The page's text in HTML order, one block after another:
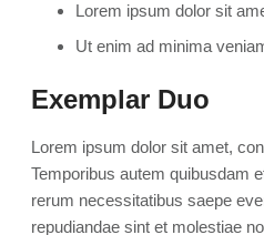
Lorem ipsum dolor sit
Ut enim ad minima
Exemplar Duo
Lorem ipsum dolor sit amet,
Temporibus autem quibusdam
rerum necessitatibus saepe
repudiandae sint et molestiae